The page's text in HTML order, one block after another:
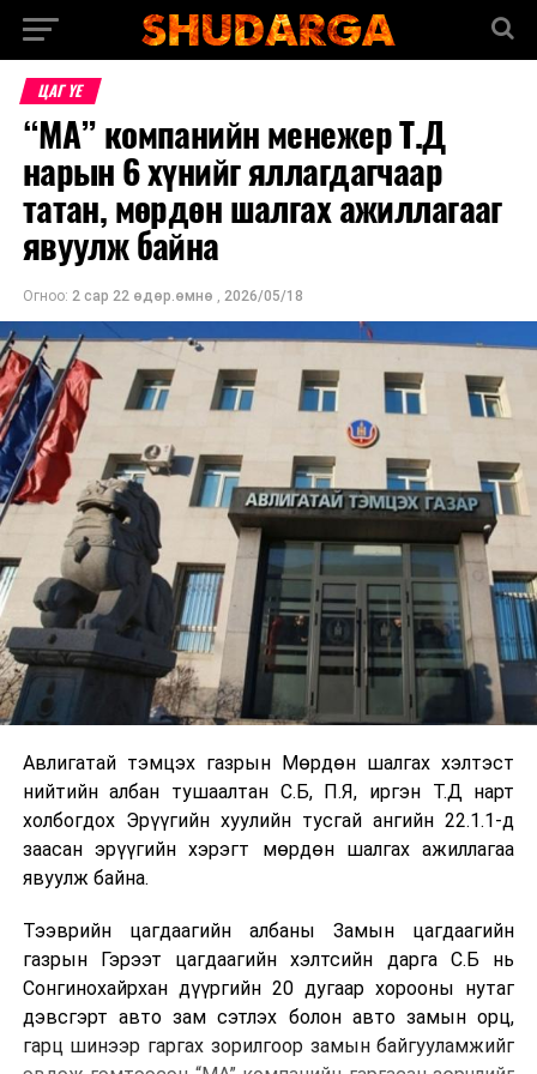
ЦАГ ҮЕ
“МА” компанийн менежер Т.Д
нарын 6 хүнийг яллагдагчаар
татан, мөрдөн шалгах ажиллагааг
явуулж байна
Огноо: 2 сар 22 өдөр.өмнө , 2026/05/18
Авлигатай тэмцэх газрын Мөрдөн шалгах хэлтэст
нийтийн албан тушаалтан С.Б, П.Я, иргэн Т.Д нарт
холбогдох Эрүүгийн хуулийн тусгай ангийн 22.1.1-д
заасан эрүүгийн хэрэгт мөрдөн шалгах ажиллагаа
явуулж байна.
Тээврийн цагдаагийн албаны Замын цагдаагийн
газрын Гэрээт цагдаагийн хэлтсийн дарга С.Б нь
Сонгинохайрхан дүүргийн 20 дугаар хорооны нутаг
дэвсгэрт авто зам сэтлэх болон авто замын орц,
гарц шинээр гаргах зорилгоор замын байгууламжийг